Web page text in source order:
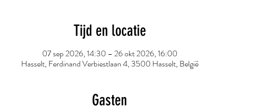
Tijd en locatie
07 sep 2026, 14:30 – 26 okt 2026, 16:00
Hasselt, Ferdinand Verbiestlaan 4, 3500 Hasselt, België
Gasten